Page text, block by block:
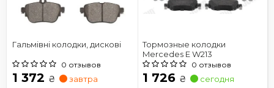
Гальмівні колодки, дискові
0 отзывов
1 372 ₴ завтра
Тормозные колодки
Mercedes E W213
0 отзывов
1 726 ₴ сегодня